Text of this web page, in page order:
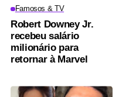
Famosos & TV
Robert Downey Jr.
recebeu salário
milionário para
retornar à Marvel